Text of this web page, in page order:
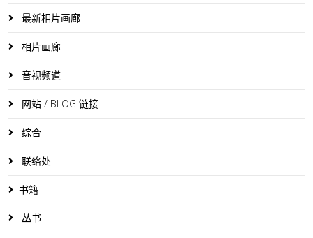
最新相片画廊
相片画廊
音视频道
网站 / BLOG 链接
综合
联络处
书籍
丛书